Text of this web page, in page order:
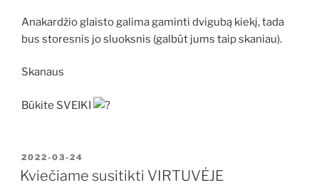
Anakardžio glaisto galima gaminti dvigubą kiekį, tada
bus storesnis jo sluoksnis (galbūt jums taip skaniau).
Skanaus
Būkite SVEIKI
PASKELBTA
2022-03-24
Kviečiame susitikti VIRTUVĖJE